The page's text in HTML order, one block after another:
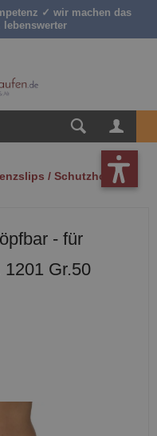
✓ wir machen das
lebenswerter
/ Schutzhosen
- für
1201 Gr.50